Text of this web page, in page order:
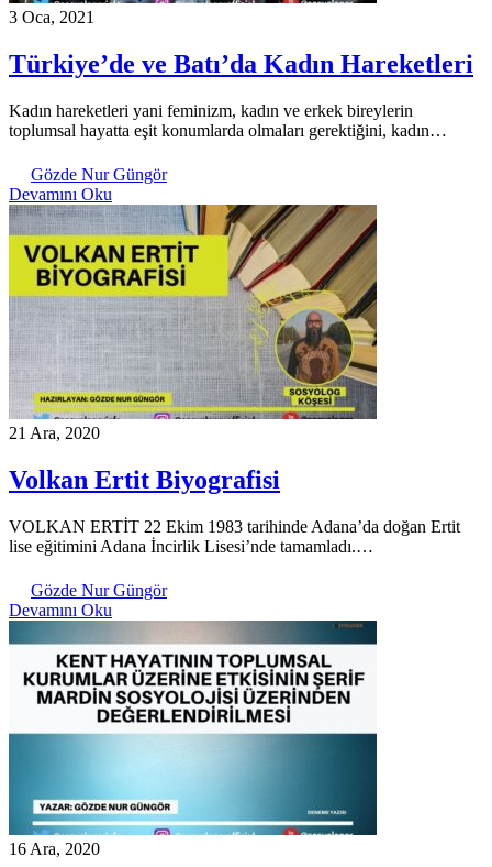
3 Oca, 2021
Türkiye’de ve Batı’da Kadın Hareketleri
Kadın hareketleri yani feminizm, kadın ve erkek bireylerin
toplumsal hayatta eşit konumlarda olmaları gerektiğini, kadın…
Gözde Nur Güngör
Devamını Oku
21 Ara, 2020
Volkan Ertit Biyografisi
VOLKAN ERTİT 22 Ekim 1983 tarihinde Adana’da doğan Ertit
lise eğitimini Adana İncirlik Lisesi’nde tamamladı.…
Gözde Nur Güngör
Devamını Oku
16 Ara, 2020